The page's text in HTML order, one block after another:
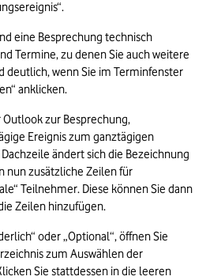
eine Besprechung technisch
Termine, zu denen Sie auch weitere
deutlich, wenn Sie im Terminfenster
anklicken.
zur Besprechung,
Ereignis zum ganztägigen
ändert sich die Bezeichnung
nun zusätzliche Zeilen für
Teilnehmer. Diese können Sie dann
Zeilen hinzufügen.
oder „Optional“, öffnen Sie
zum Auswählen der
Sie stattdessen in die leeren